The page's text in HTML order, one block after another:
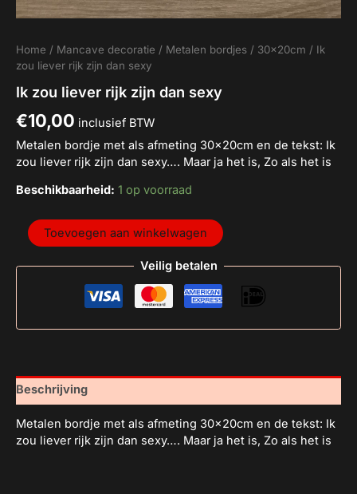
Home / Mancave decoratie / Metalen bordjes / 30x20cm / Ik
zou liever rijk zijn dan sexy
Ik zou liever rijk zijn dan sexy
€10,00 inclusief BTW
Metalen bordje met als afmeting 30x20cm en de tekst: Ik
zou liever rijk zijn dan sexy…. Maar ja het is, Zo als het is
Beschikbaarheid: 1 op voorraad
Toevoegen aan winkelwagen
Veilig betalen
Beschrijving
Metalen bordje met als afmeting 30x20cm en de tekst: Ik
zou liever rijk zijn dan sexy…. Maar ja het is, Zo als het is